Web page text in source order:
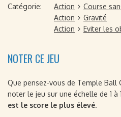
Catégorie:
Action
Course
Action
Gravité
Action
Eviter les
NOTER CE JEU
Que pensez-vous de Temple Ball
noter le jeu sur une échelle de 1 à
est le score le plus élevé.